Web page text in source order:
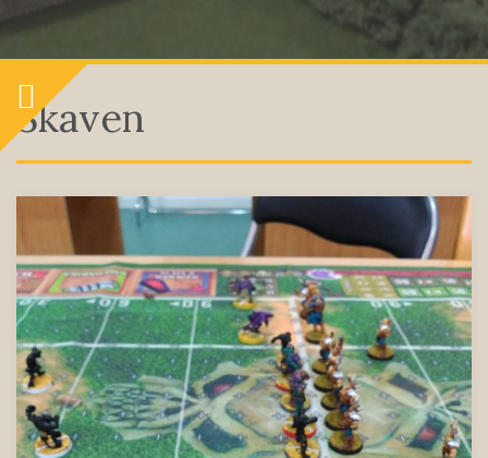
Skaven